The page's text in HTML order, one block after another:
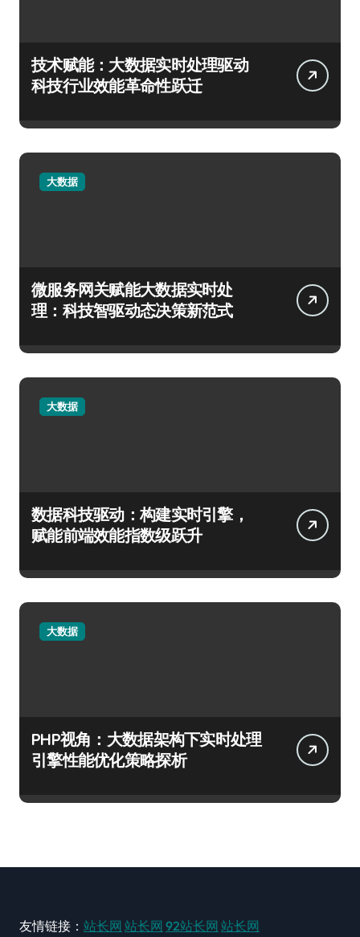
技术赋能：大数据实时处理驱动
科技行业效能革命性跃迁
大数据
微服务网关赋能大数据实时处
理：科技智驱动态决策新范式
大数据
数据科技驱动：构建实时引擎，
赋能前端效能指数级跃升
大数据
PHP视角：大数据架构下实时处理
引擎性能优化策略探析
友情链接： 站长网 站长网 92站长网 站长网